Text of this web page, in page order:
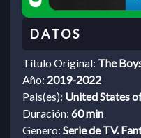
Título Original: The
Año: 2019-2022
Pais(es): United States
Duración: 60 min
Genero: Serie de TV.